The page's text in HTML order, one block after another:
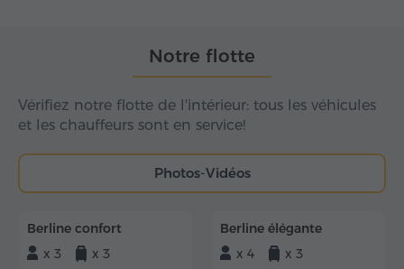
Notre flotte
Vérifiez notre flotte de l'intérieur: tous les véhicules
et les chauffeurs sont en service!
Photos-Vidéos
Berline confort
x 3
x 3
Berline élégante
x 4
x 3